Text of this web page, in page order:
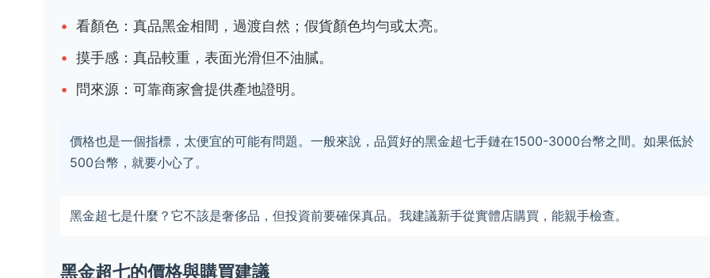
看顏色：真品黑金相間，過渡自然；假貨顏色均勻或太亮。
摸手感：真品較重，表面光滑但不油膩。
問來源：可靠商家會提供產地證明。
價格也是一個指標，太便宜的可能有問題。一般來說，品質好的黑金超七手鏈在1500-3000台幣之間。如果低於
500台幣，就要小心了。
黑金超七是什麼？它不該是奢侈品，但投資前要確保真品。我建議新手從實體店購買，能親手檢查。
黑金超七的價格與購買建議